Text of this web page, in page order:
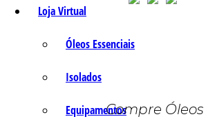
Loja Virtual
Óleos Essenciais
Isolados
EquipamentosCompre Óleos